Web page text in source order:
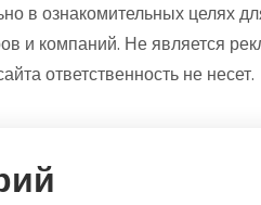
в ознакомительных целях
и компаний. Не является
ответственность не несет.